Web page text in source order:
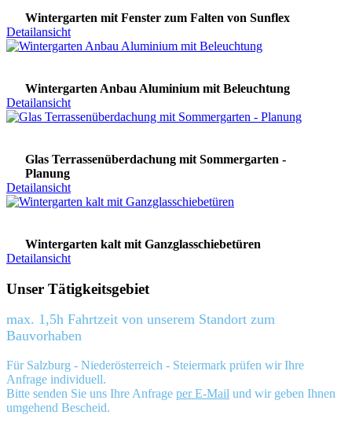
Wintergarten mit Fenster zum Falten von Sunflex
Detailansicht
Wintergarten Anbau Aluminium mit Beleuchtung
Detailansicht
Glas Terrassenüberdachung mit Sommergarten -
Planung
Detailansicht
Wintergarten kalt mit Ganzglasschiebetüren
Detailansicht
Unser Tätigkeitsgebiet
max. 1,5h Fahrtzeit von unserem Standort zum
Bauvorhaben
Für Salzburg - Niederösterreich - Steiermark prüfen wir Ihre
Anfrage individuell.
Bitte senden Sie uns Ihre Anfrage per E-Mail und wir geben Ihnen
umgehend Bescheid.